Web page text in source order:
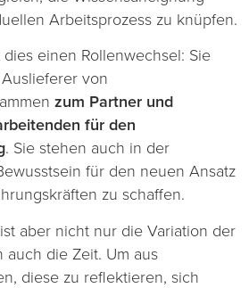
Arbeitsprozess zu knüpfen.
einen Rollenwechsel: Sie
von
zum Partner und
für den
. Sie stehen auch in der
für den neuen Ansatz
zu schaffen.
aber nicht nur die Variation der
auch die Zeit. Um aus
diese zu reflektieren, sich